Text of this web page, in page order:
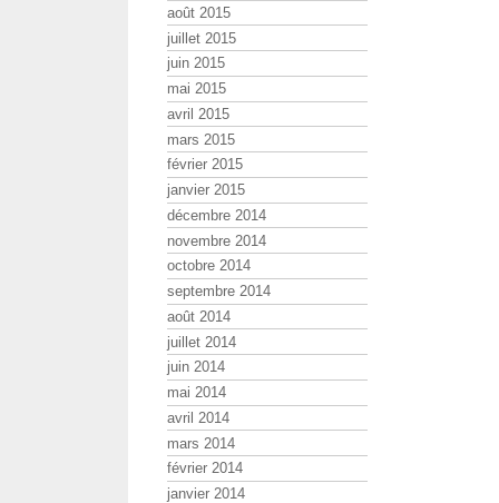
août 2015
juillet 2015
juin 2015
mai 2015
avril 2015
mars 2015
février 2015
janvier 2015
décembre 2014
novembre 2014
octobre 2014
septembre 2014
août 2014
juillet 2014
juin 2014
mai 2014
avril 2014
mars 2014
février 2014
janvier 2014